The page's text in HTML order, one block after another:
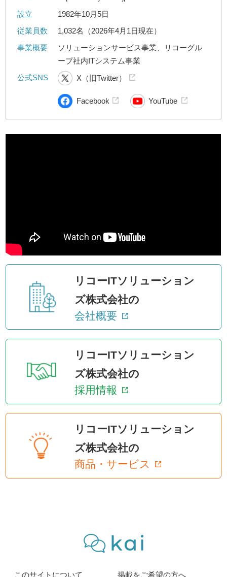
設立
1982年10月5日
従業員数
1,032名（2026年4月1日現在）
事業概要
ソリューションサービス事業、リコーグル
ープ社内ITシステム事業
公式SNS
X（旧Twitter）
Facebook YouTube
リコーITソリューション
ズ株式会社の
会社概要
リコーITソリューション
ズ株式会社の
採用情報
リコーITソリューション
ズ株式会社の
商品・サービス
このサイトについて 掲載をご希望の方へ